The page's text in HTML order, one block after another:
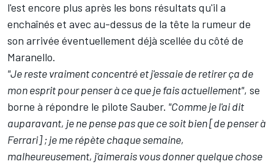
l'est encore plus après les bons résultats qu'il a
enchaînés et avec au-dessus de la tête la rumeur de
son arrivée éventuellement déjà scellée du côté de
Maranello.
"Je reste vraiment concentré et j'essaie de retirer ça de
mon esprit pour penser à ce que je fais actuellement", se
borne à répondre le pilote Sauber. "Comme je l'ai dit
auparavant, je ne pense pas que ce soit bien [de penser à
Ferrari] ; je me répète chaque semaine,
malheureusement, j'aimerais vous donner quelque chose